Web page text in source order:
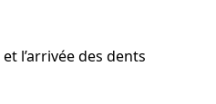
l’arrivée des dents